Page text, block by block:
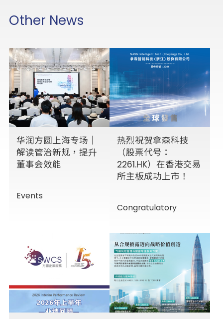
Other News
华润方圆上海专场｜
解读管治新规，提升
董事会效能
Events
热烈祝贺拿森科技
（股票代号：
2261.HK）在香港交易
所主板成功上市！
Congratulatory